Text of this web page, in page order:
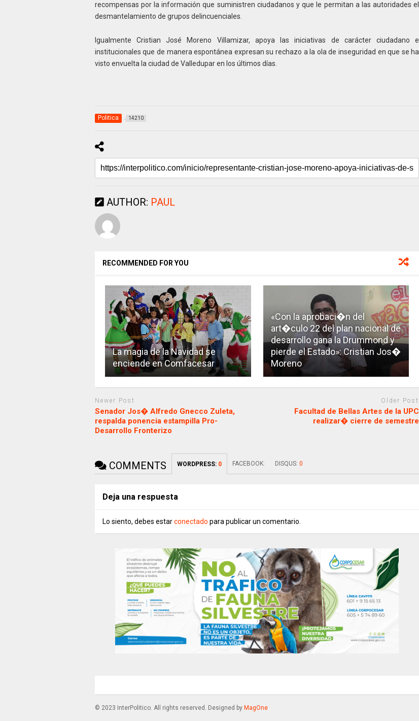
recompensas por la información que suministren ciudadanos y que le permitan a las autoridades el
desmantelamiento de grupos delincuenciales.
Igualmente Cristian José Moreno Villamizar, apoya las iniciativas de carácter ciudadano e
institucionales que de manera espontánea expresan su rechazo a la ola de inseguridad en que se ha
visto envuelta la ciudad de Valledupar en los últimos días.
Politica 14210
AUTHOR: PAUL
RECOMMENDED FOR YOU
La magia de la Navidad se
enciende en Comfacesar
«Con la aprobaci�n del
art�culo 22 del plan nacional de
desarrollo gana la Drummond y
pierde el Estado»: Cristian Jos�
Moreno
Newer Post
Senador Jos� Alfredo Gnecco Zuleta,
respalda ponencia estampilla Pro-
Desarrollo Fronterizo
Older Post
Facultad de Bellas Artes de la UPC
realizar� cierre de semestre
COMMENTS WORDPRESS: 0 FACEBOOK: DISQUS: 0
Deja una respuesta
Lo siento, debes estarconectado para publicar un comentario.
© 2023 InterPolitico. All rights reserved. Designed by MagOne